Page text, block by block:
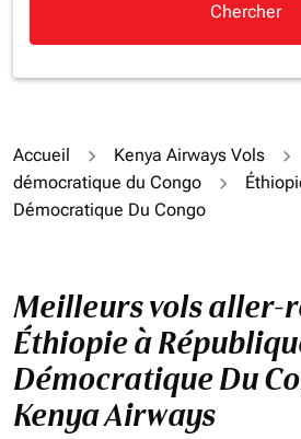
Chercher
Accueil Kenya Airways Vols
démocratique du Congo
Démocratique Du Congo
Meilleurs vols aller-
Éthiopie à
Démocratique Du
Kenya Airways